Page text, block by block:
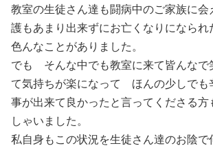
教室の生徒さん達も闘病中のご家族に会
護もあまり出来ずにお亡くなりになられ
色んなことがありました。
でも そんな中でも教室に来て皆んなで
て気持ちが楽になって ほんの少しでも
事が出来て良かったと言ってくださる方
しゃいました。
私自身もこの状況を生徒さん達のお陰で